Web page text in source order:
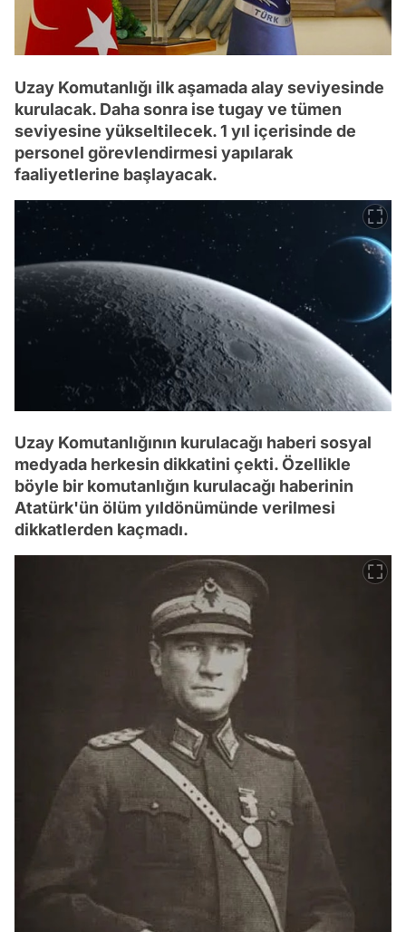
Uzay Komutanlığı ilk aşamada alay seviyesinde
kurulacak. Daha sonra ise tugay ve tümen
seviyesine yükseltilecek. 1 yıl içerisinde de
personel görevlendirmesi yapılarak
faaliyetlerine başlayacak.
Uzay Komutanlığının kurulacağı haberi sosyal
medyada herkesin dikkatini çekti. Özellikle
böyle bir komutanlığın kurulacağı haberinin
Atatürk'ün ölüm yıldönümünde verilmesi
dikkatlerden kaçmadı.